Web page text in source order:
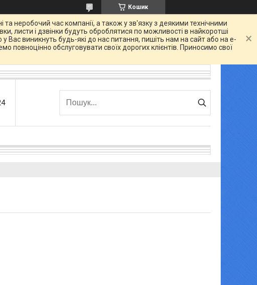
Кошик
неробочий час компанії, а також у зв'язку з деякими технічними
листи і дзвінки будуть оброблятися по можливості в найкоротші
виникнуть будь-які до нас питання, пишіть нам на сайт або на e-
обслуговувати своїх дорогих клієнтів. Приносимо свої